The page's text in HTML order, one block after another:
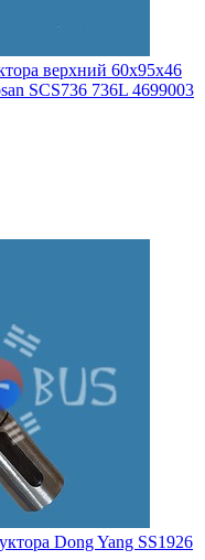
верхний 60x95x46
SCS736 736L 4699003
Dong Yang SS1926